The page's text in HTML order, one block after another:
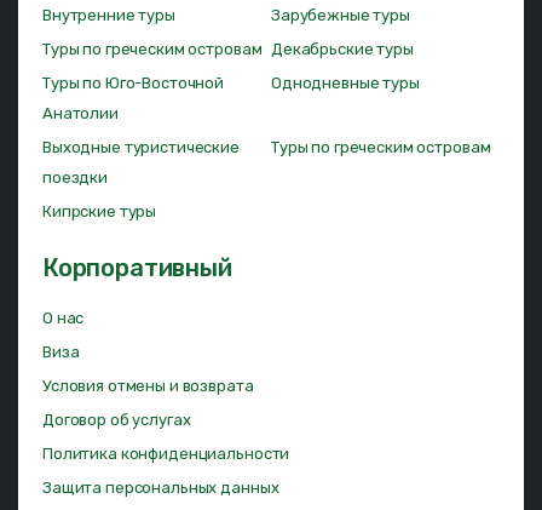
Внутренние туры
Зарубежные туры
Туры по греческим островам
Декабрьские туры
Туры по Юго-Восточной
Анатолии
Однодневные туры
Выходные туристические
поездки
Туры по греческим островам
Кипрские туры
Корпоративный
О нас
Виза
Условия отмены и возврата
Договор об услугах
Политика конфиденциальности
Защита персональных данных